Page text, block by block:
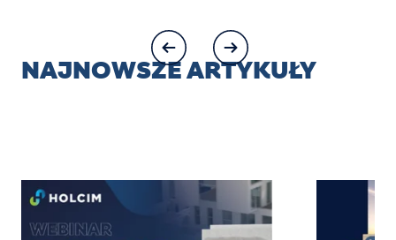
NAJNOWSZE ARTYKUŁY